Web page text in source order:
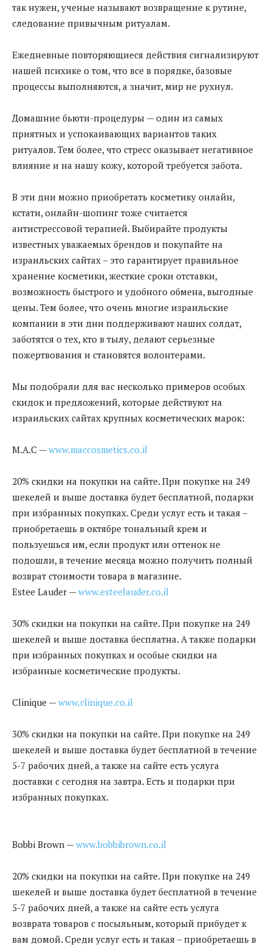
так нужен, ученые называют возвращение к рутине,
следование привычным ритуалам.
Ежедневные повторяющиеся действия сигнализируют
нашей психике о том, что все в порядке, базовые
процессы выполняются, а значит, мир не рухнул.
Домашние бьюти-процедуры — один из самых
приятных и успокаивающих вариантов таких
ритуалов. Тем более, что стресс оказывает негативное
влияние и на нашу кожу, которой требуется забота.
В эти дни можно приобретать косметику онлайн,
кстати, онлайн-шопинг тоже считается
антистрессовой терапией. Выбирайте продукты
известных уважаемых брендов и покупайте на
израильских сайтах – это гарантирует правильное
хранение косметики, жесткие сроки отставки,
возможность быстрого и удобного обмена, выгодные
цены. Тем более, что очень многие израильские
компании в эти дни поддерживают наших солдат,
заботятся о тех, кто в тылу, делают серьезные
пожертвования и становятся волонтерами.
Мы подобрали для вас несколько примеров особых
скидок и предложений, которые действуют на
израильских сайтах крупных косметических марок:
M.A.C —www.maccosmetics.co.il
20% скидки на покупки на сайте. При покупке на 249
шекелей и выше доставка будет бесплатной, подарки
при избранных покупках. Среди услуг есть и такая –
приобретаешь в октябре тональный крем и
пользуешься им, если продукт или оттенок не
подошли, в течение месяца можно получить полный
возврат стоимости товара в магазине.
Estее Lauder —www.esteelauder.co.il
30% скидки на покупки на сайте. При покупке на 249
шекелей и выше доставка бесплатна. А также подарки
при избранных покупках и особые скидки на
избранные косметические продукты.
Clinique —www.clinique.co.il
30% скидки на покупки на сайте. При покупке на 249
шекелей и выше доставка будет бесплатной в течение
5-7 рабочих дней, а также на сайте есть услуга
доставки с сегодня на завтра. Есть и подарки при
избранных покупках.
Bobbi Brown —www.bobbibrown.co.il
20% скидки на покупки на сайте. При покупке на 249
шекелей и выше доставка будет бесплатной в течение
5-7 рабочих дней, а также на сайте есть услуга
возврата товаров с посыльным, который прибудет к
вам домой. Среди услуг есть и такая – приобретаешь в